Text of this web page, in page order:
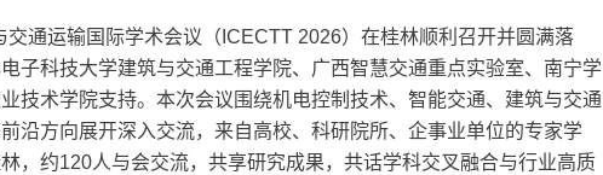
交通运输国际学术会议（ICECTT 2026）在桂林顺利召开并圆满落
子科技大学建筑与交通工程学院、广西智慧交通重点实验室、南宁学
技术学院支持。本次会议围绕机电控制技术、智能交通、建筑与交通
沿方向展开深入交流，来自高校、科研院所、企事业单位的专家学
，约120人与会交流，共享研究成果，共话学科交叉融合与行业高质